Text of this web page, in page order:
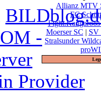
Allianz MTV
FC
Moerser SC | SV
Stralsunder